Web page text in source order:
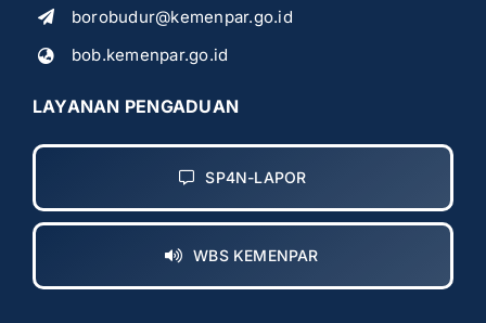
borobudur@kemenpar.go.id
bob.kemenpar.go.id
LAYANAN PENGADUAN
SP4N-LAPOR
WBS KEMENPAR